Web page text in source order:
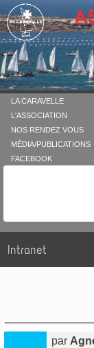
LA CARAVELLE
L'ASSOCIATION
NOS RENDEZ VOUS
MÉDIA/PUBLICATIONS
FACEBOOK
Intranet
par